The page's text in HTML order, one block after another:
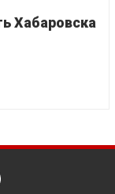
Хабаровска